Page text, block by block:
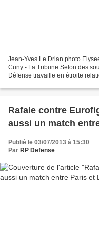
Jean-Yves Le Drian photo
Cuny - La Tribune Selon des
Défense travaille en étroite
Rafale contre
aussi un match
Publié le 03/07/2013 à 15:30
Par RP Defense